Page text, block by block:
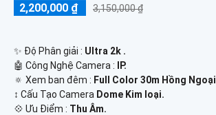
2,200,000 ₫ 3,150,000 ₫
✨ Độ Phân giải : Ultra 2k .
🤖️ Công Nghệ Camera :
IP.
🔅 Xem ban đêm : Full Color 30m Hồng Ngoại
↕️ Cấu Tạo Camera Dome Kim loại.
️💠 Ưu Điểm : Thu Âm.